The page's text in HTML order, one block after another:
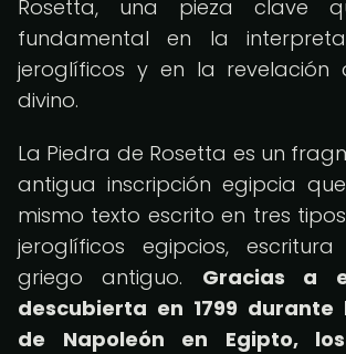
Rosetta, una pieza clave
fundamental en la
jeroglíficos y en la revelación
divino.
La Piedra de Rosetta es un
antigua inscripción egipcia
mismo texto escrito en tres
jeroglíficos egipcios,
griego antiguo. Gracias a
descubierta en 1799
de Napoleón en Egipto,